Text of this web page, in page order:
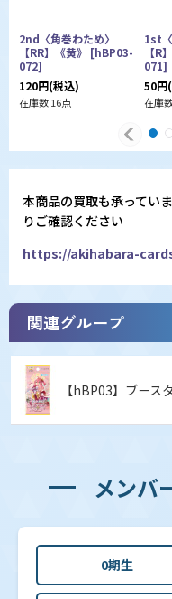
2nd〈角巻わため〉
【RR】《黄》 [hBP03-
072]
120円(税込)
在庫数 16点
1st〈
【R
071]
50円
在庫
本商品の買取も承ってい
りご確認ください
https://akihabara-
関連グループ
【hBP03】ブース
メンバ
0期生